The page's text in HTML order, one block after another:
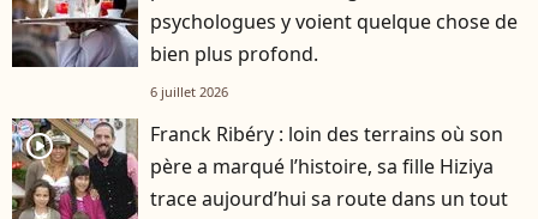
psychologues y voient quelque chose de
bien plus profond.
6 juillet 2026
player2
Franck Ribéry : loin des terrains où son
père a marqué l’histoire, sa fille Hiziya
trace aujourd’hui sa route dans un tout